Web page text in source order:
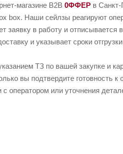
магазине B2B 0ФФЕР в
box. Наши сейлзы реагируют
заявку в работу и
и указывает сроки
ТЗ по вашей закупке и
вы подтвердите готовность
оператором или уточнения